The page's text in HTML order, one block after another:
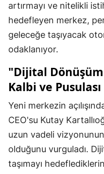
artırmayı ve nitelikli
hedefleyen merkez,
geleceğe taşıyacak
odaklanıyor.
"Dijital
Kalbi ve
Yeni merkezin
CEO'su Kutay
uzun vadeli
olduğunu vurguladı.
taşımayı